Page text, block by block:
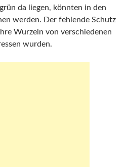
da liegen, könnten in den
werden. Der fehlende Schutz
Wurzeln von verschiedenen
wurden.